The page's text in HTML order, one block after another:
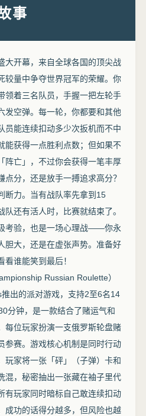
事
大开幕，来自全球各国的顶尖战
较量中争夺世界冠军的荣耀。你
领着三名队员，手握一把左轮手
发空弹。每一轮，你都要和其他
员能连续扣动多少次扳机而不中
能获得一点胜利点数；但如果不
阵亡」，不过你会获得一笔丰厚
点分，还是放手一搏追求高分？
断力。当有战队率先拿到15
还有活人时，比赛就结束了。
考验，也是一场心理战——你永
胆大，还是在虚张声势。准备好
谁能笑到最后！
Russian Roulette）
出的派对游戏，支持2至6名14
分钟，是一款结合了赌运气和
每位玩家扮演一支俄罗斯轮盘赌
参赛。游戏核心机制是同时行动
玩家将一张「砰」（子弹）卡和
混，秘密抽出一张藏在袖子里代
有玩家同时暗标自己敢连续扣动
功的话得分越多，但风险也越